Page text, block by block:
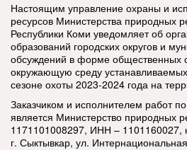
Настоящим управление охраны и
ресурсов Министерства природных
Республики Коми уведомляет об
образований городских округов и
обсуждений в форме общественных
окружающую среду
сезоне охоты 2023-2024 года на
Заказчиком и исполнителем работ
является Министерство
1171101008297, ИНН – 1101160027,
г. Сыктывкар, ул.